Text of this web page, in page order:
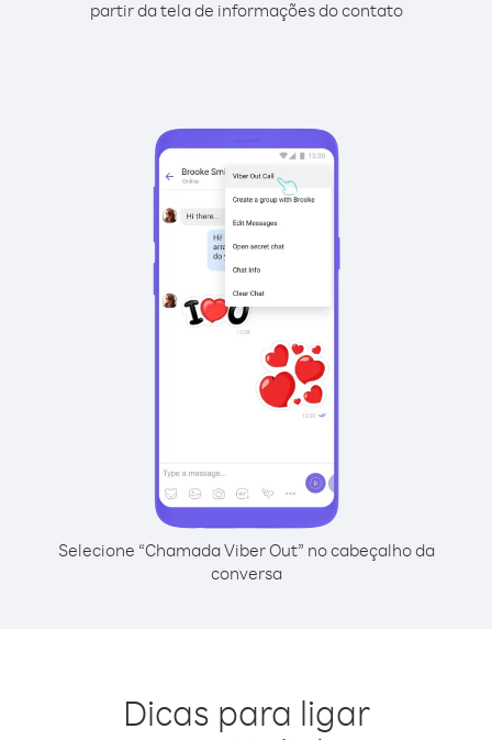
partir da tela de informações do contato
Selecione “Chamada Viber Out” no cabeçalho da
conversa
Dicas para ligar